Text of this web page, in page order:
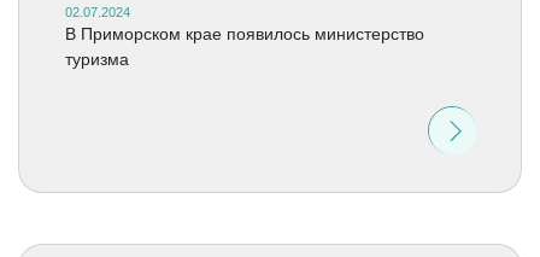
02.07.2024
В Приморском крае появилось министерство
туризма